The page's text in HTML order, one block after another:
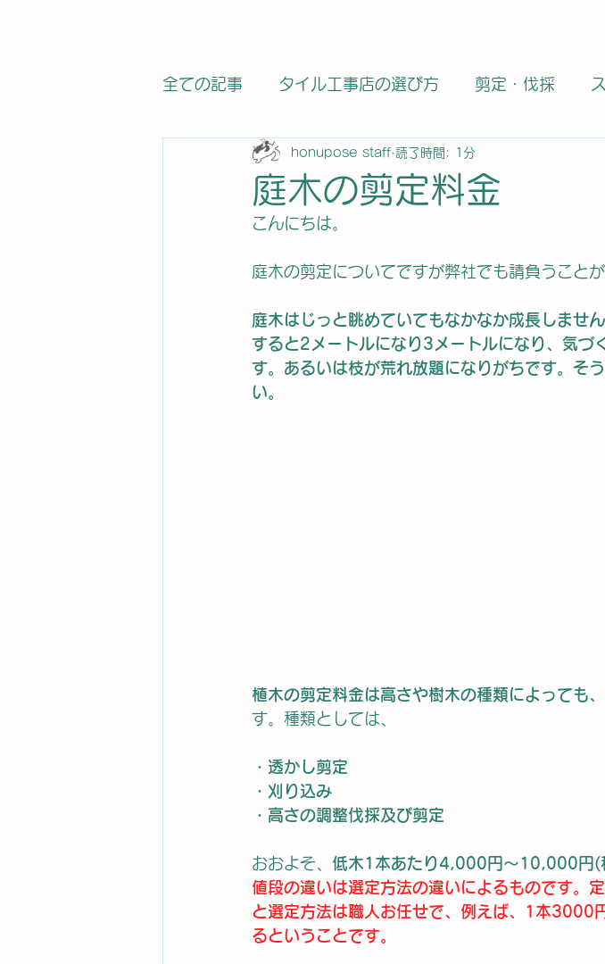
全ての記事 タイル工事店の選び方 剪定・伐採
関連法律・基準の記事 タイル職人
求人・募集 タイル工事全般
カラットワークス 電気工事士 第二種電気工事
庭木の剪定料金
honupose staff 読了時間: 1分
こんにちは。
庭木の剪定についてですが弊社でも請負うこと
庭木はじっと眺めていてもなかなか成長しませ
すると2メートルになり3メートルになり、気づ
す。あるいは枝が荒れ放題になりがちです。そ
い。
植木の剪定料金は高さや樹木の種類によっても
す。種類としては、
・透かし剪定
・刈り込み
・高さの調整伐採及び剪定
おおよそ、 低木1本あたり4,000円～10,000円(
値段の違いは選定方法の違いによるものです。
と選定方法は職人お任せで、例えば、1本3000
るということです。